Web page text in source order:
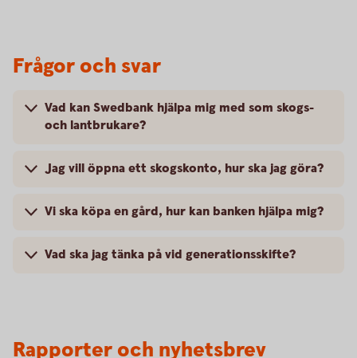
Frågor och svar
Vad kan Swedbank hjälpa mig med som skogs-
och lantbrukare?
Jag vill öppna ett skogskonto, hur ska jag göra?
Vi ska köpa en gård, hur kan banken hjälpa mig?
Vad ska jag tänka på vid generationsskifte?
Rapporter och nyhetsbrev